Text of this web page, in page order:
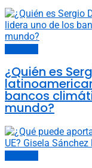
¿Quién es
bancos
mundo?